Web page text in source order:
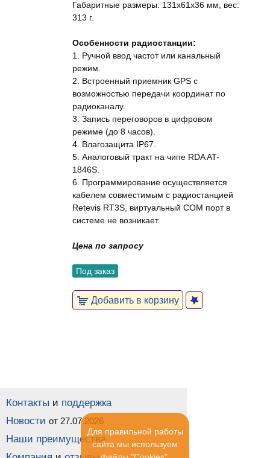
Габаритные размеры: 131x61x36 мм, вес:
313 г.
Особенности радиостанции:
1. Ручной ввод частот или канальный
режим.
2. Встроенный приемник GPS с
возможностью передачи координат по
радиоканалу.
3. Запись переговоров в цифровом
режиме (до 8 часов).
4. Влагозащита IP67.
5. Аналоговый тракт на чипе RDA AT-
1846S.
6. Программирование осуществляется
кабелем совместимым с радиостанцией
Retevis RT3S, виртуальный COM порт в
системе не возникает.
Цена по запросу
Под заказ
Добавить в корзину
Контакты и поддержка
Новости от 27.07.2026
Наши преимущества
Для правильной работы
сайта мы используем